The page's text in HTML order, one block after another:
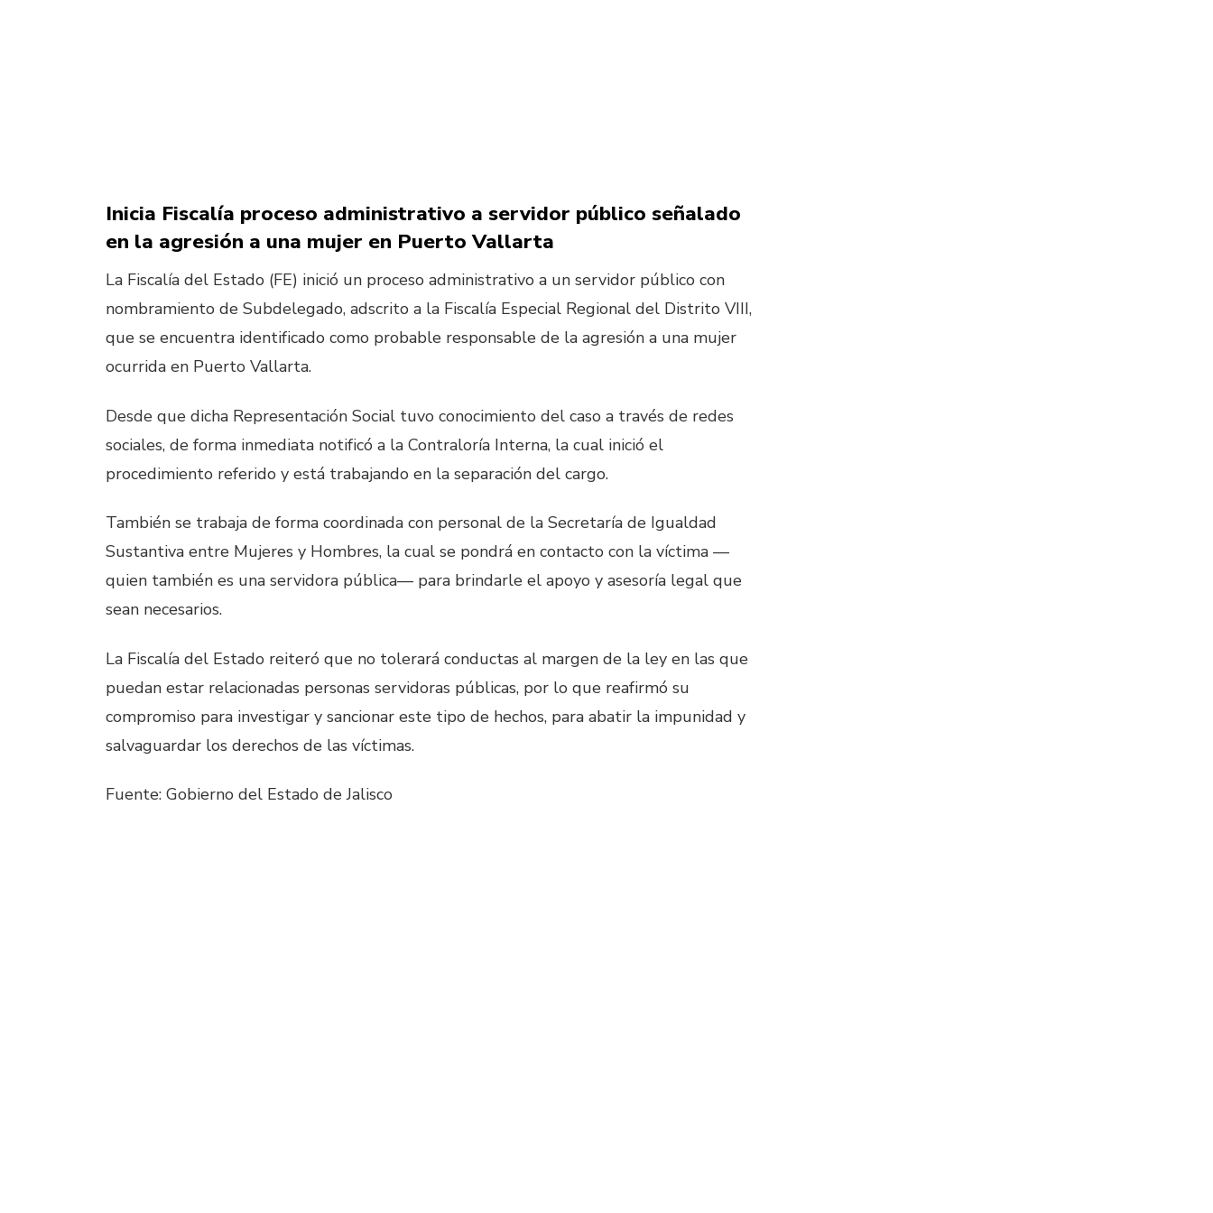
Inicia Fiscalía proceso administrativo a servidor público señalado
en la agresión a una mujer en Puerto Vallarta
La Fiscalía del Estado (FE) inició un proceso administrativo a un servidor público con
nombramiento de Subdelegado, adscrito a la Fiscalía Especial Regional del Distrito VIII,
que se encuentra identificado como probable responsable de la agresión a una mujer
ocurrida en Puerto Vallarta.
Desde que dicha Representación Social tuvo conocimiento del caso a través de redes
sociales, de forma inmediata notificó a la Contraloría Interna, la cual inició el
procedimiento referido y está trabajando en la separación del cargo.
También se trabaja de forma coordinada con personal de la Secretaría de Igualdad
Sustantiva entre Mujeres y Hombres, la cual se pondrá en contacto con la víctima —
quien también es una servidora pública— para brindarle el apoyo y asesoría legal que
sean necesarios.
La Fiscalía del Estado reiteró que no tolerará conductas al margen de la ley en las que
puedan estar relacionadas personas servidoras públicas, por lo que reafirmó su
compromiso para investigar y sancionar este tipo de hechos, para abatir la impunidad y
salvaguardar los derechos de las víctimas.
Fuente: Gobierno del Estado de Jalisco